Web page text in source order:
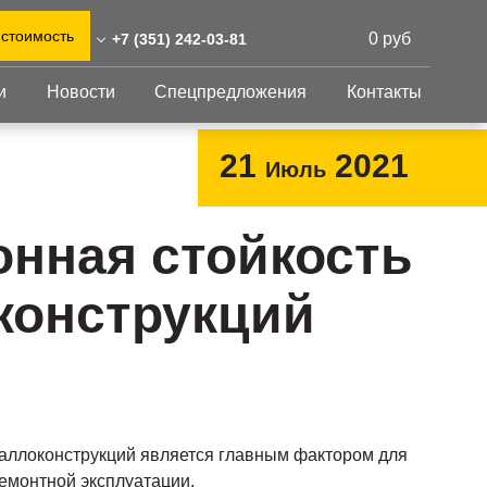
+7 (351) 242-03-81
242-03-81
78
и склад: Калужская
район Боровский,
парк "Ворсино",
0 руб
Изделия из
перфорированных
листов
Крепеж
GFK настил
Просечно-
настил
Металлоконструкция
Новости Спецпредложения Контакты
21 Июль 2021
стойкость
является главным фактором для
эксплуатации.